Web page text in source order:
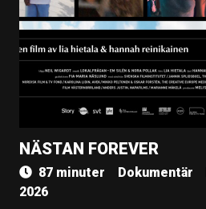
NÄSTAN FOREVER
87 minuter Dokumentär
2026